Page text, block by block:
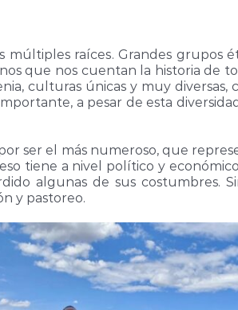
múltiples raíces. Grandes
que nos cuentan la historia de
culturas únicas y muy
a pesar de esta
ser el más numeroso, que
tiene a nivel político y
algunas de sus costumbres.
y pastoreo.